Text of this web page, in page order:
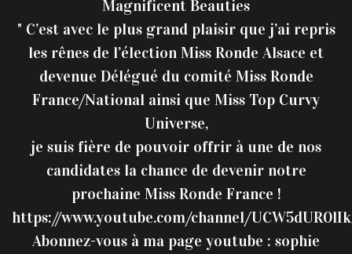
Magnificent Beauties
" C’est avec le plus grand plaisir que j’ai repris
les rênes de l’élection Miss Ronde Alsace et
devenue Délégué du comité Miss Ronde
France/National ainsi que Miss Top Curvy
Universe,
je suis fière de pouvoir offrir à une de nos
candidates la chance de devenir notre
prochaine Miss Ronde France !
https://www.youtube.com/channel/
Abonnez-vous à ma page youtube : sophie